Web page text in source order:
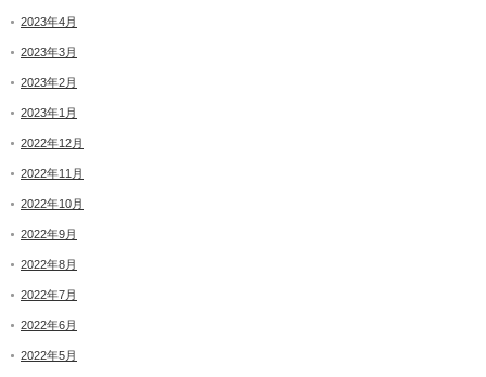
2023年4月
2023年3月
2023年2月
2023年1月
2022年12月
2022年11月
2022年10月
2022年9月
2022年8月
2022年7月
2022年6月
2022年5月